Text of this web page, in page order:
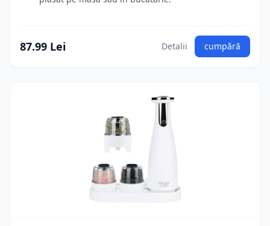
87.99 Lei Detalii cumpără